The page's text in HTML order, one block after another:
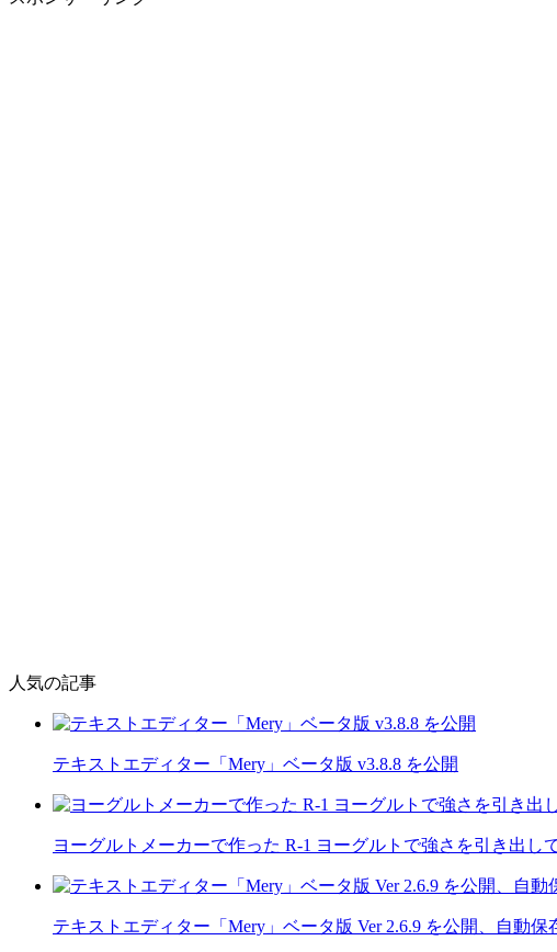
人気の記事
テキストエディター「Mery」ベータ版 v3.8.8 を公開
ヨーグルトメーカーで作った R-1 ヨーグルトで強さを引き出し
テキストエディター「Mery」ベータ版 Ver 2.6.9 を公開、自動